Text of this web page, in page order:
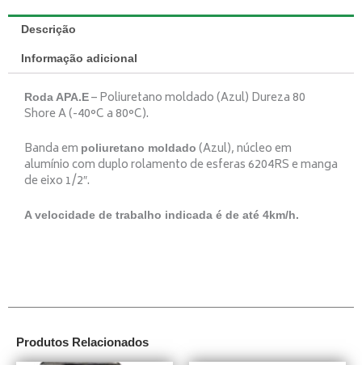
Descrição
Informação adicional
Roda APA.E – Poliuretano moldado (Azul) Dureza 80
Shore A (-40°C a 80°C).
Banda em poliuretano moldado (Azul), núcleo em
alumínio com duplo rolamento de esferas 6204RS e manga
de eixo 1/2″.
A velocidade de trabalho indicada é de até 4km/h.
Produtos Relacionados